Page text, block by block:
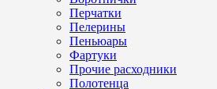
Перчатки
Пелерины
Пеньюары
Фартуки
Прочие расходники
Полотенца